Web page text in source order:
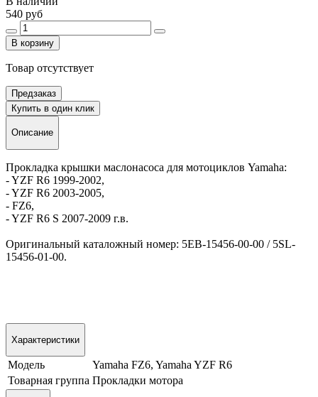
540 руб
В корзину
Товар отсутствует
Предзаказ
Купить в один клик
Описание
Прокладка крышки маслонасоса для мотоциклов Yamaha:
- YZF R6 1999-2002,
- YZF R6 2003-2005,
- FZ6,
- YZF R6 S 2007-2009 г.в.
Оригинальный каталожный номер: 5EB-15456-00-00 / 5SL-
15456-01-00.
Характеристики
Модель
Yamaha FZ6, Yamaha YZF R6
Товарная группа Прокладки мотора